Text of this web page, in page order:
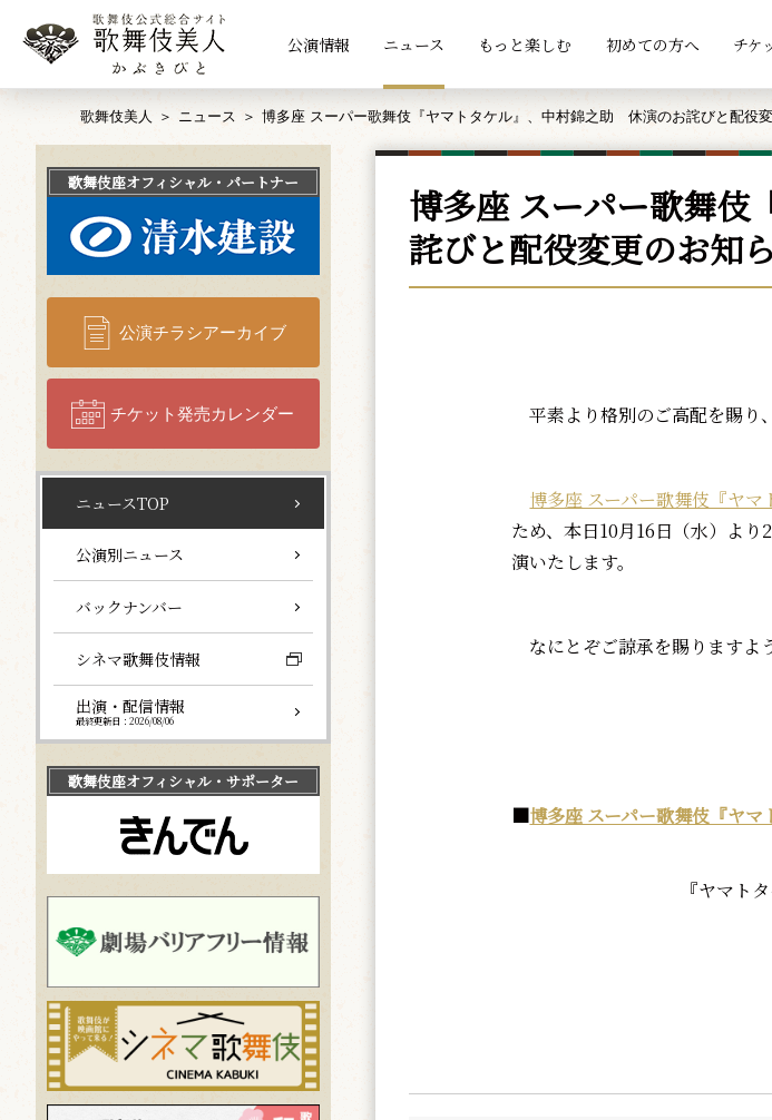
公演情報 ニュース もっと楽しむ 初めての方へ チケ
歌舞伎美人 ニュース 博多座 スーパー歌舞伎『ヤマトタケル』、中村錦之助 休演のお詫びと配役
博多座 スーパー歌舞
詫びと配役変更のお知
平素より格別のご高配を賜り
博多座 スーパー歌舞伎『ヤマ
ため、本日10月16日（水）よ
演いたします。
なにとぞご諒承を賜りますよ
■博多座 スーパー歌舞伎『ヤマ
『ヤマトタ
歌舞伎座オフィシャル・パートナー
公演チラシアーカイブ
チケット発売カレンダー
ニュースTOP
公演別ニュース
バックナンバー
シネマ歌舞伎情報
出演・配信情報
最終更新日：2026/08/06
歌舞伎座オフィシャル・サポーター